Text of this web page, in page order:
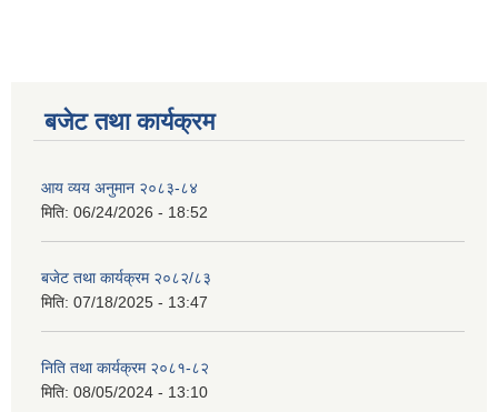
बजेट तथा कार्यक्रम
आय व्यय अनुमान २०८३-८४
मिति: 06/24/2026 - 18:52
बजेट तथा कार्यक्रम २०८२/८३
मिति: 07/18/2025 - 13:47
निति तथा कार्यक्रम २०८१-८२
मिति: 08/05/2024 - 13:10